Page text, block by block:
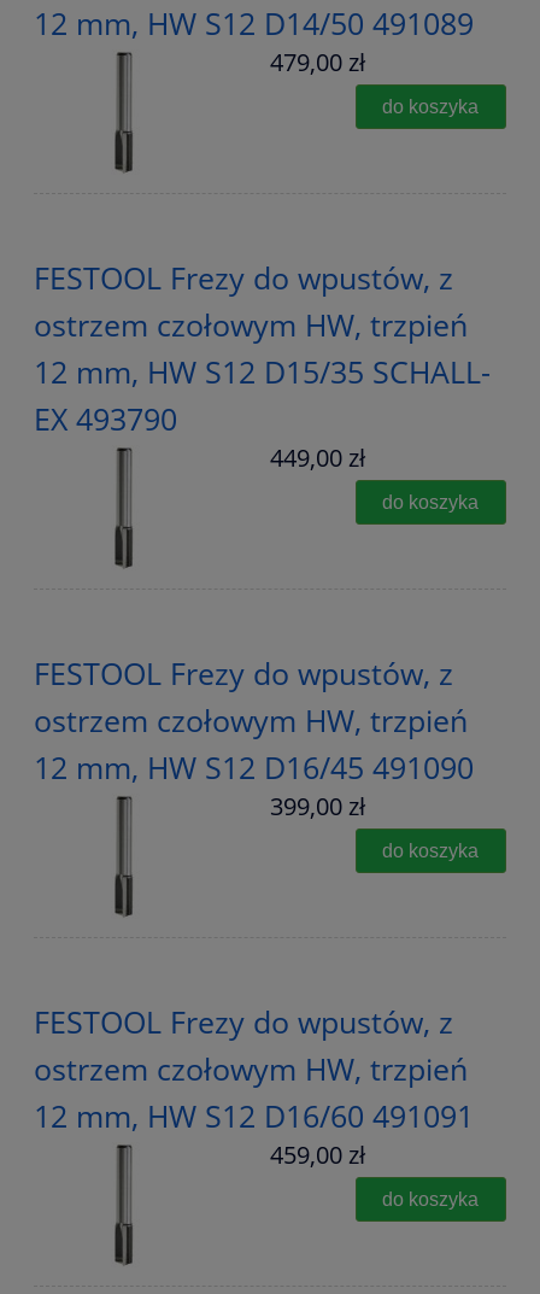
12 mm, HW S12 D14/50 491089
479,00 zł
do koszyka
FESTOOL Frezy do wpustów, z
ostrzem czołowym HW, trzpień
12 mm, HW S12 D15/35 SCHALL-
EX 493790
449,00 zł
do koszyka
FESTOOL Frezy do wpustów, z
ostrzem czołowym HW, trzpień
12 mm, HW S12 D16/45 491090
399,00 zł
do koszyka
FESTOOL Frezy do wpustów, z
ostrzem czołowym HW, trzpień
12 mm, HW S12 D16/60 491091
459,00 zł
do koszyka